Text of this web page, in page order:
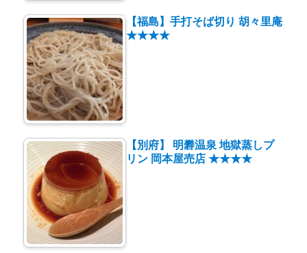
【福島】手打そば切り 胡々里庵
★★★★
【別府】 明礬温泉 地獄蒸しプ
リン 岡本屋売店 ★★★★